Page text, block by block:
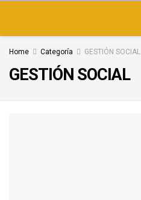
Home Categoría GESTIÓN SOCIAL
GESTIÓN SOCIAL